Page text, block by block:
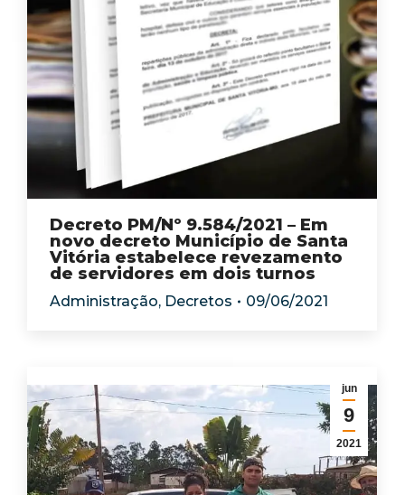
Decreto PM/Nº 9.584/2021 – Em
novo decreto Município de Santa
Vitória estabelece revezamento
de servidores em dois turnos
Administração, Decretos 09/06/2021
jun
9
2021